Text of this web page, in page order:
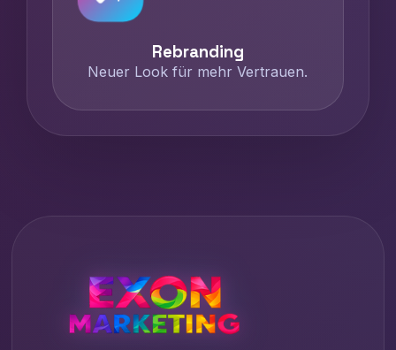
Rebranding
Neuer Look für mehr Vertrauen.